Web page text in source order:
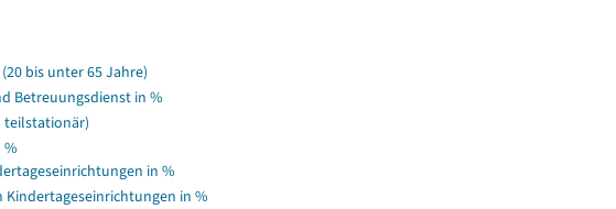
bis unter 65 Jahre)
Betreuungsdienst in %
teilstationär)
%
in %
in %